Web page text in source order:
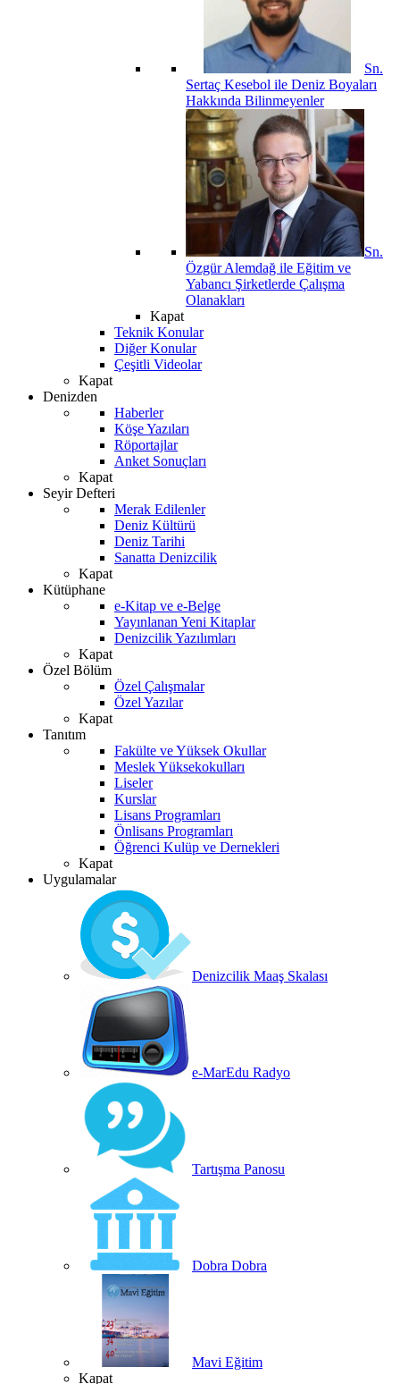
Sn.
Sertaç Kesebol ile Deniz Boyaları
Hakkında Bilinmeyenler
Sn.
Özgür Alemdağ ile Eğitim ve
Yabancı Şirketlerde Çalışma
Olanakları
Kapat
Teknik Konular
Diğer Konular
Çeşitli Videolar
Kapat
Denizden
Haberler
Köşe Yazıları
Röportajlar
Anket Sonuçları
Kapat
Seyir Defteri
Merak Edilenler
Deniz Kültürü
Deniz Tarihi
Sanatta Denizcilik
Kapat
Kütüphane
e-Kitap ve e-Belge
Yayınlanan Yeni Kitaplar
Denizcilik Yazılımları
Kapat
Özel Bölüm
Özel Çalışmalar
Özel Yazılar
Kapat
Tanıtım
Fakülte ve Yüksek Okullar
Meslek Yüksekokulları
Liseler
Kurslar
Lisans Programları
Önlisans Programları
Öğrenci Kulüp ve Dernekleri
Kapat
Uygulamalar
Denizcilik Maaş Skalası
e-MarEdu Radyo
Tartışma Panosu
Dobra Dobra
Mavi Eğitim
Kapat